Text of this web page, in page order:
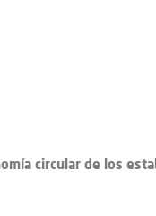
circular de los